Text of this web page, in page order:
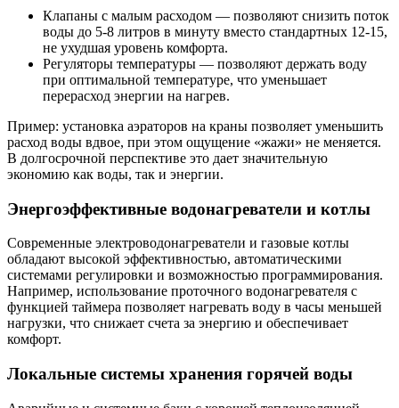
Клапаны с малым расходом — позволяют снизить поток
воды до 5-8 литров в минуту вместо стандартных 12-15,
не ухудшая уровень комфорта.
Регуляторы температуры — позволяют держать воду
при оптимальной температуре, что уменьшает
перерасход энергии на нагрев.
Пример: установка аэраторов на краны позволяет уменьшить
расход воды вдвое, при этом ощущение «жажи» не меняется.
В долгосрочной перспективе это дает значительную
экономию как воды, так и энергии.
Энергоэффективные водонагреватели и котлы
Современные электроводонагреватели и газовые котлы
обладают высокой эффективностью, автоматическими
системами регулировки и возможностью программирования.
Например, использование проточного водонагревателя с
функцией таймера позволяет нагревать воду в часы меньшей
нагрузки, что снижает счета за энергию и обеспечивает
комфорт.
Локальные системы хранения горячей воды